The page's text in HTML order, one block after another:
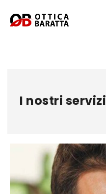
I nostri servizi